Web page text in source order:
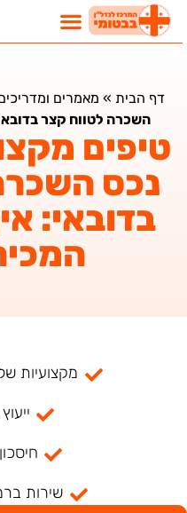
דף הבית»מאמרים ומדריכים
השכרה לטווח קצר
טיפים
נכס
בדובאי:
מקצועיות של
שירות